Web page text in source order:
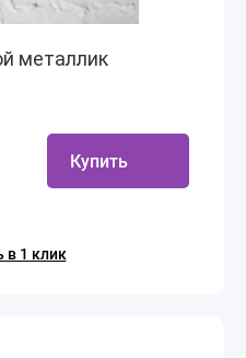
металлик
Купить
в 1 клик